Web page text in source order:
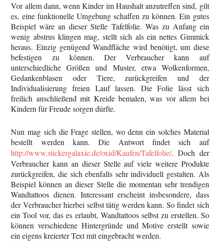
Vor allem dann, wenn Kinder im Haushalt anzutreffen sind, gilt
es, eine funktionelle Umgebung schaffen zu können. Ein gutes
Beispiel wäre an dieser Stelle Tafelfolie. Was zu Anfang ein
wenig abstrus klingen mag, stellt sich als ein nettes Gimmick
heraus. Einzig genügend Wandfläche wird benötigt, um diese
befestigen zu können. Der Verbraucher kann auf
unterschiedliche Größen und Muster, etwa Wolkenformen,
Gedankenblasen oder Tiere, zurückgreifen und der
Individualisierung freien Lauf lassen. Die Folie lässt sich
freilich anschließend mit Kreide bemalen, was vor allem bei
Kindern für Freude sorgen dürfte.
Nun mag sich die Frage stellen, wo denn ein solches Material
bestellt werden kann. Die Antwort findet sich auf
http://www.stickergalaxie.de/oxid/Kaufen/Tafelfolie/. Doch der
Verbraucher kann an dieser Stelle auf viele weitere Produkte
zurückgreifen, die sich ebenfalls sehr individuell gestalten. Als
Beispiel können an dieser Stelle die momentan sehr trendigen
Wandtattoos dienen. Interessant erscheint insbesondere, dass
der Verbraucher hierbei selbst tätig werden kann. So findet sich
ein Tool vor, das es erlaubt, Wandtattoos selbst zu erstellen. So
können verschiedene Hintergründe und Motive erstellt sowie
ein eigens kreierter Text mit eingebracht werden.